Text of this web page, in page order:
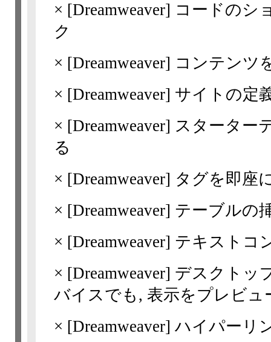
× [Dreamweaver] コードのシ
ク
× [Dreamweaver] コンテンツ
× [Dreamweaver] サイトの定
× [Dreamweaver] スターター
る
× [Dreamweaver] タグを即座
× [Dreamweaver] テーブルの
× [Dreamweaver] テキストコ
× [Dreamweaver] デスクトッ
バイスでも, 表示をプレビュ
× [Dreamweaver] ハイパーリ